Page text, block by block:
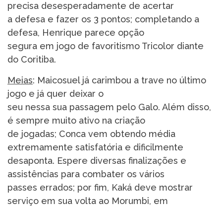
precisa desesperadamente de acertar
a defesa e fazer os 3 pontos; completando a
defesa, Henrique parece opção
segura em jogo de favoritismo Tricolor diante
do Coritiba.
Meias: Maicosuel já carimbou a trave no último
jogo e já quer deixar o
seu nessa sua passagem pelo Galo. Além disso,
é sempre muito ativo na criação
de jogadas; Conca vem obtendo média
extremamente satisfatória e dificilmente
desaponta. Espere diversas finalizações e
assistências para combater os vários
passes errados; por fim, Kaká deve mostrar
serviço em sua volta ao Morumbi, em